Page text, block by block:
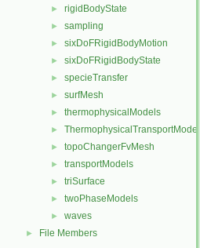
► rigidBodyState
► sampling
► sixDoFRigidBodyMotion
► sixDoFRigidBodyState
► specieTransfer
► surfMesh
► thermophysicalModels
► ThermophysicalTransportModels
► topoChangerFvMesh
► transportModels
► triSurface
► twoPhaseModels
► waves
► File Members